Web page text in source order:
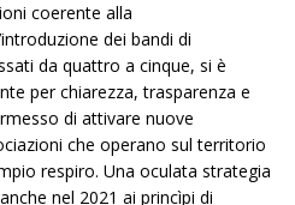
coerente alla
dei bandi di
da quattro a cinque, si è
per chiarezza, trasparenza e
di attivare nuove
che operano sul territorio
respiro. Una oculata strategia
nel 2021 ai princìpi di